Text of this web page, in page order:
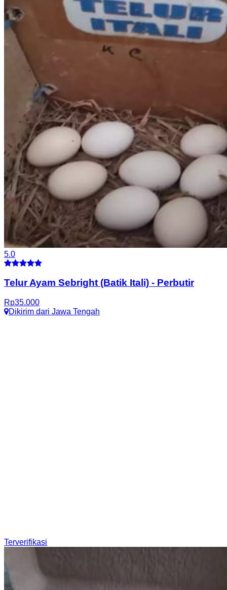
5.0
Telur Ayam Sebright (Batik Itali) - Perbutir
Rp35.000
Dikirim dari Jawa Tengah
Terverifikasi